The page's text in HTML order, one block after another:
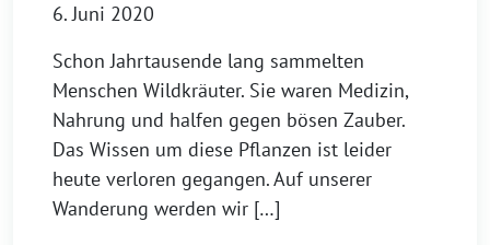
6. Juni 2020
Schon Jahrtausende lang sammelten
Menschen Wildkräuter. Sie waren Medizin,
Nahrung und halfen gegen bösen Zauber.
Das Wissen um diese Pflanzen ist leider
heute verloren gegangen. Auf unserer
Wanderung werden wir […]